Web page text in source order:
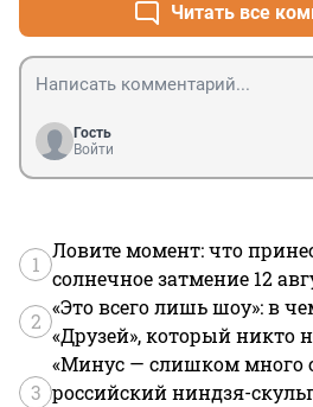
Читать все
Гость
Войти
1
Ловите момент: что
солнечное затмение 12
2
«Это всего лишь шоу»: в
«Друзей», который никто
3
«Минус — слишком много
российский ниндзя-